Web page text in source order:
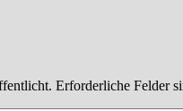
Erforderliche Felder